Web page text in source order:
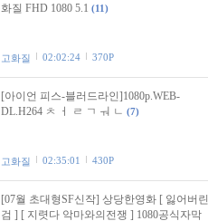
화질 FHD 1080 5.1 (11)
고화질 02:02:24 370P
[아이언 피스-블러드라인]1080p.WEB-
DL.H264 ㅊ ㅓ ㄹ ㄱ ㅝ ㄴ (7)
고화질 02:35:01 430P
[07월 초대형SF신작] 상당한영화 [ 잃어버린
검 ] [ 지렷다 악마와의전쟁 ] 1080공식자막